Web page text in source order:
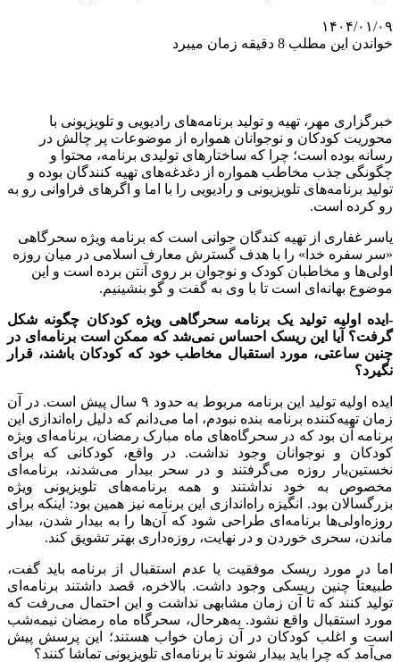
۱۴۰۴/۰۱/۰۹
خواندن این مطلب 8 دقیقه زمان میبرد
خبرگزاری مهر، تهیه و تولید برنامه‌های رادیویی و تلویزیونی با
محوریت کودکان و نوجوانان همواره از موضوعات پر چالش در
رسانه بوده است؛ چرا که ساختارهای تولیدی برنامه، محتوا و
چگونگی جذب مخاطب همواره از دغدغه‌های تهیه کنندگان بوده و
تولید برنامه‌های تلویزیونی و رادیویی را با اما و اگرهای فراوانی رو به
رو کرده است.
یاسر غفاری از تهیه کندگان جوانی است که برنامه ویژه سحرگاهی
«سر سفره خدا» را با هدف گسترش معارف اسلامی در میان روزه
اولی‌ها و مخاطبان کودک و نوجوان بر روی آنتن برده است و این
موضوع بهانه‌ای است تا با وی به گفت و گو بنشینیم.
-ایده اولیه تولید یک برنامه سحرگاهی ویژه کودکان چگونه شکل
گرفت؟ آیا این ریسک احساس نمی‌شد که ممکن است برنامه‌ای در
چنین ساعتی، مورد استقبال مخاطب خود که کودکان باشند، قرار
نگیرد؟
ایده اولیه تولید این برنامه مربوط به حدود ۹ سال پیش است. در آن
زمان تهیه‌کننده برنامه بنده نبودم، اما می‌دانم که دلیل راه‌اندازی این
برنامه آن بود که در سحرگاه‌های ماه مبارک رمضان، برنامه‌ای ویژه
کودکان و نوجوانان وجود نداشت. در واقع، کودکانی که برای
نخستین‌بار روزه می‌گرفتند و در سحر بیدار می‌شدند، برنامه‌ای
مخصوص به خود نداشتند و همه برنامه‌های تلویزیونی ویژه
بزرگسالان بود. انگیزه راه‌اندازی این برنامه نیز همین بود: اینکه برای
روزه‌اولی‌ها برنامه‌ای طراحی شود که آن‌ها را به بیدار شدن، بیدار
ماندن، سحری خوردن و در نهایت، روزه‌داری بهتر تشویق کند.
اما در مورد ریسک موفقیت یا عدم استقبال از برنامه باید گفت،
طبیعتاً چنین ریسکی وجود داشت. بالاخره، قصد داشتند برنامه‌ای
تولید کنند که تا آن زمان مشابهی نداشت و این احتمال می‌رفت که
مورد استقبال واقع نشود. به‌هرحال، سحرگاه ماه رمضان نیمه‌شب
است و اغلب کودکان در آن زمان خواب هستند؛ این پرسش پیش
می‌آمد که چرا باید بیدار شوند تا برنامه‌ای تلویزیونی تماشا کنند؟